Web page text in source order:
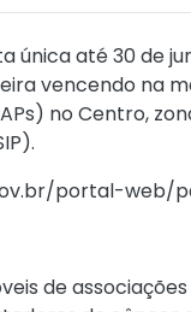
única até 30 de
vencendo na
no Centro,
portal-web/
de